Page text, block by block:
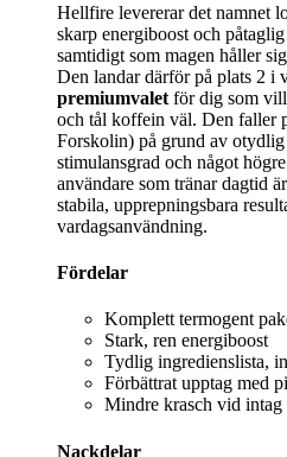
Hellfire levererar det namnet
skarp energiboost och
samtidigt som magen håller
Den landar därför på plats 2 i
premiumvalet för dig som
och tål koffein väl. Den faller
Forskolin) på grund av
stimulansgrad och något
användare som tränar dagtid
stabila, upprepningsbara
vardagsanvändning.
Fördelar
Komplett termogent
Stark, ren energiboost
Tydlig ingredienslista,
Förbättrat upptag med
Mindre krasch vid intag
Nackdelar